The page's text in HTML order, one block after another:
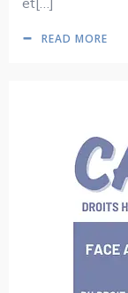
READ MORE